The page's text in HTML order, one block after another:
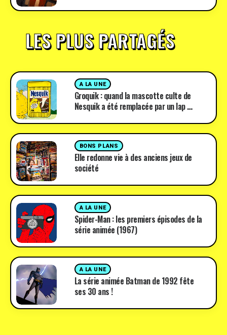
LES PLUS PARTAGÉS
A LA UNE
Groquik : quand la mascotte culte de
Nesquik a été remplacée par un lap …
BONS PLANS
Elle redonne vie à des anciens jeux de
société
A LA UNE
Spider-Man : les premiers épisodes de la
série animée (1967)
A LA UNE
La série animée Batman de 1992 fête
ses 30 ans !